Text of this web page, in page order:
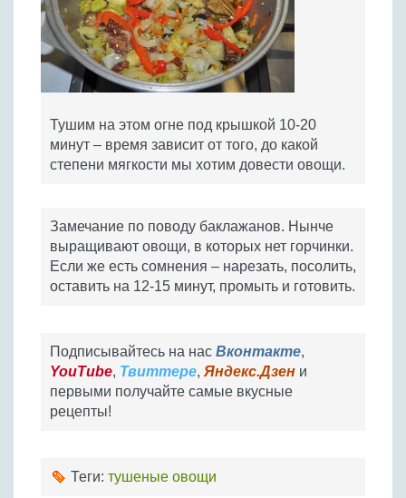
Тушим на этом огне под крышкой 10-20
минут – время зависит от того, до какой
степени мягкости мы хотим довести овощи.
Замечание по поводу баклажанов. Нынче
выращивают овощи, в которых нет горчинки.
Если же есть сомнения – нарезать, посолить,
оставить на 12-15 минут, промыть и готовить.
Подписывайтесь на нас Вконтакте,
YouTube, Твиттере, Яндекс.Дзен и
первыми получайте самые вкусные
рецепты!
Теги: тушеные овощи